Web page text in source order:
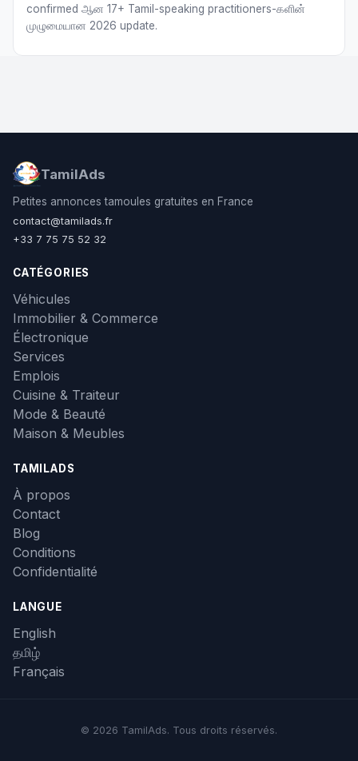
confirmed ஆன 17+ Tamil-speaking practitioners-களின்
முழுமையான 2026 update.
TamilAds
Petites annonces tamoules gratuites en France
contact@tamilads.fr
+33 7 75 75 52 32
CATÉGORIES
Véhicules
Immobilier & Commerce
Électronique
Services
Emplois
Cuisine & Traiteur
Mode & Beauté
Maison & Meubles
TAMILADS
À propos
Contact
Blog
Conditions
Confidentialité
LANGUE
English
தமிழ்
Français
© 2026 TamilAds. Tous droits réservés.